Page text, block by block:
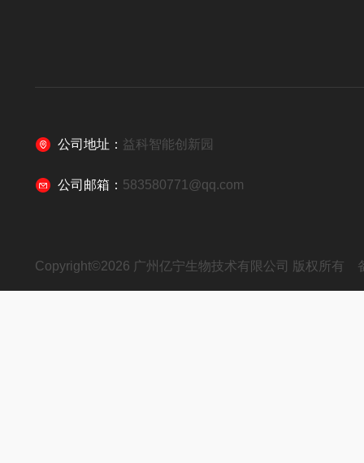
公司地址： 益科智能创新园
公司邮箱： 583580771@qq.com
Copyright©2026 广州亿宁生物技术有限公司 版权所有